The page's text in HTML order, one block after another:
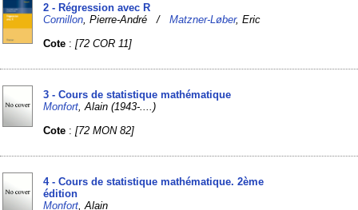
2 - Régression avec R
Cornillon , Pierre-André /Matzner-Løber, Eric
Cote :[72 COR 11]
3 - Cours de statistique mathématique
Monfort , Alain (1943-....)
Cote :[72 MON 82]
4 - Cours de statistique mathématique. 2ème
édition
Monfort , Alain